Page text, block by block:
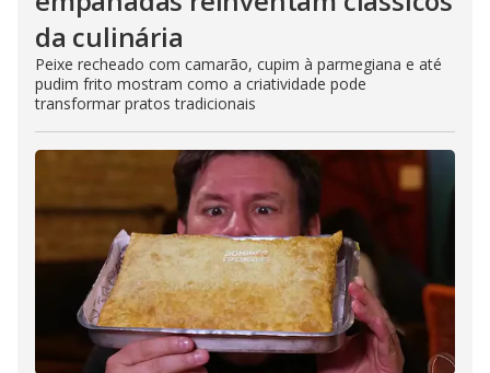
da culinária
Peixe recheado com camarão, cupim à parmegiana e até
pudim frito mostram como a criatividade pode
transformar pratos tradicionais